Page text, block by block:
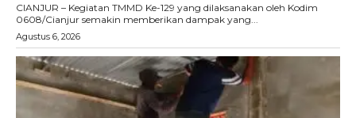
CIANJUR – Kegiatan TMMD Ke-129 yang dilaksanakan oleh Kodim
0608/Cianjur semakin memberikan dampak yang...
Agustus 6, 2026